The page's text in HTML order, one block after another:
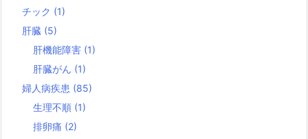
チック (1)
肝臓 (5)
肝機能障害 (1)
肝臓がん (1)
婦人病疾患 (85)
生理不順 (1)
排卵痛 (2)